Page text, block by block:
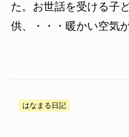
た。お世話を受ける子
供、・・・暖かい空気
はなまる日記